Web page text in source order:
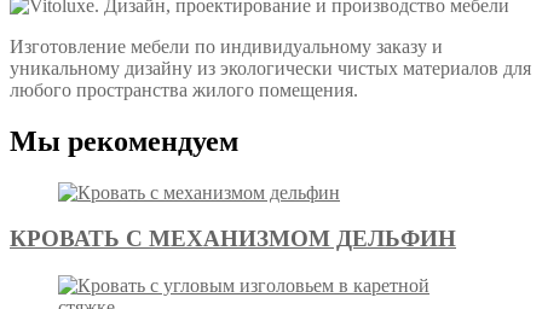
Изготовление мебели по индивидуальному заказу и
уникальному дизайну из экологически чистых материалов для
любого пространства жилого помещения.
Мы рекомендуем
КРОВАТЬ С МЕХАНИЗМОМ ДЕЛЬФИН